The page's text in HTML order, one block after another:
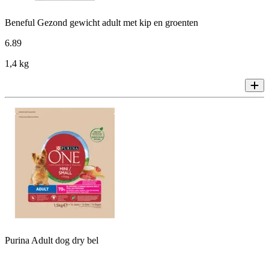
Beneful Gezond gewicht adult met kip en groenten
6.89
1,4 kg
Purina Adult dog dry bel